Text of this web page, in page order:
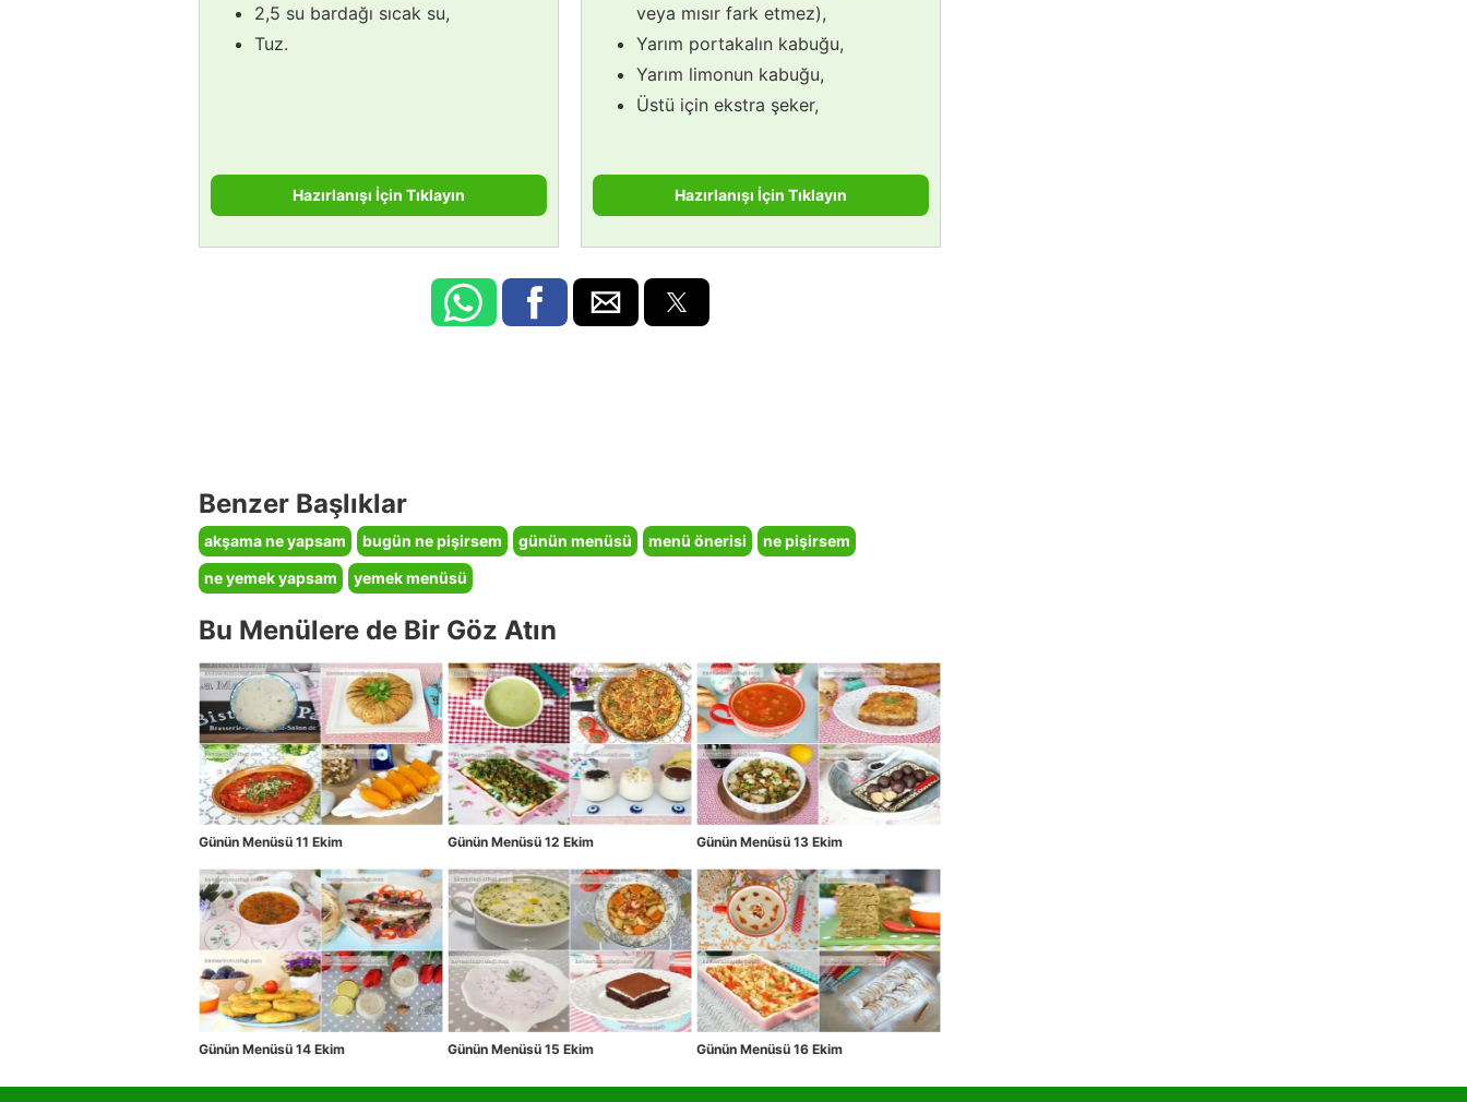
2,5 su bardağı sıcak su,
Tuz.
Hazırlanışı İçin Tıklayın
veya mısır fark etmez),
Yarım portakalın kabuğu,
Yarım limonun kabuğu,
Üstü için ekstra şeker,
Hazırlanışı İçin Tıklayın
Benzer Başlıklar
akşama ne yapsam bugün ne pişirsem günün menüsü menü önerisi
ne pişirsem
ne yemek yapsam
yemek menüsü
Bu Menülere de Bir Göz Atın
Günün Menüsü 11 Ekim Günün Menüsü 12 Ekim Günün Menüsü 13 Ekim
Günün Menüsü 14 Ekim Günün Menüsü 15 Ekim Günün Menüsü 16 Ekim